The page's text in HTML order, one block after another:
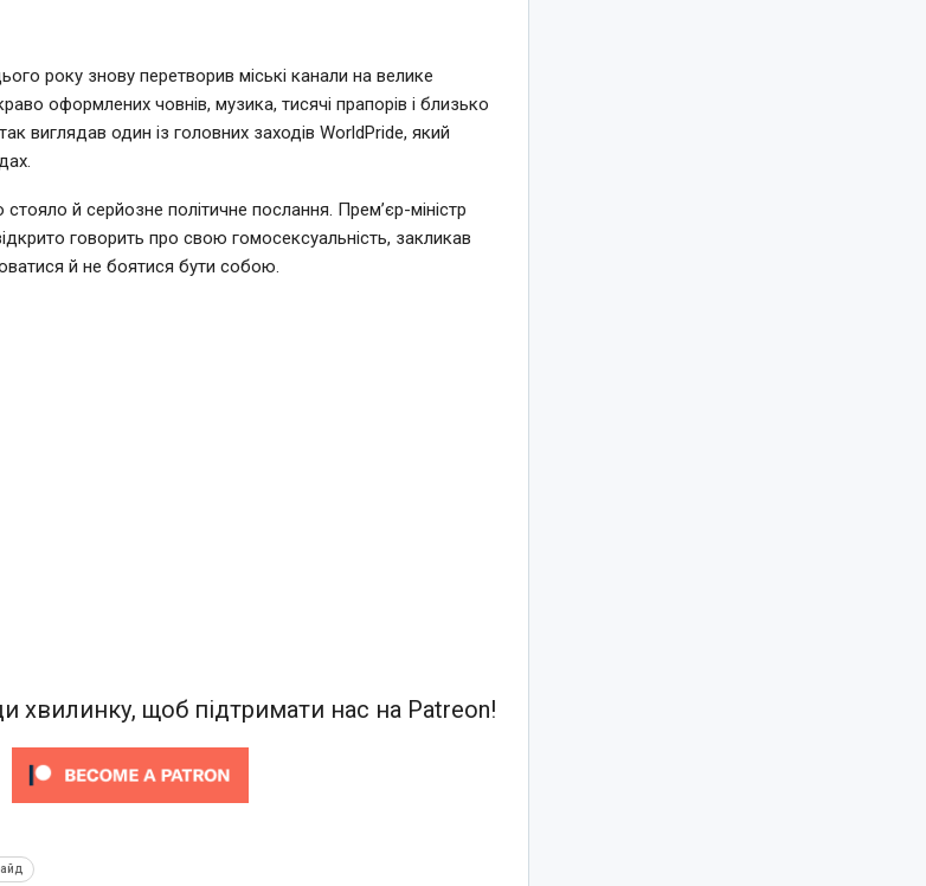
року знову перетворив міські канали на велике
оформлених човнів, музика, тисячі прапорів і близько
виглядав один із головних заходів WorldPride, який
й серйозне політичне послання. Прем’єр-міністр
говорить про свою гомосексуальність, закликав
й не боятися бути собою.
хвилинку, щоб підтримати нас на Patreon!